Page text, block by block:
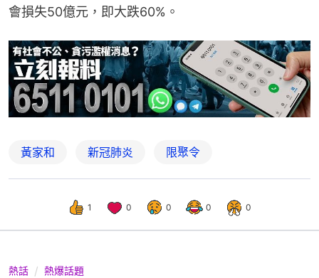
會損失50億元，即大跌60%。
黃家和 新冠肺炎 限聚令
1 0 0 0 0
熱話 熱爆話題